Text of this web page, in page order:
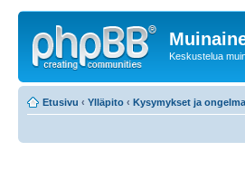
Keskustelua
Etusivu ‹ Ylläpito ‹ Kysymykset ja